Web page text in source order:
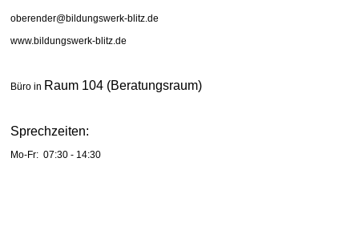
oberender@bildungswerk-blitz.de
www.bildungswerk-blitz.de
Büro in Raum 104 (Beratungsraum)
Sprechzeiten:
Mo-Fr: 07:30 - 14:30